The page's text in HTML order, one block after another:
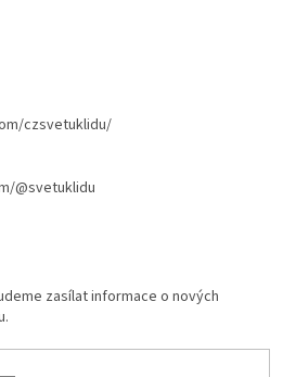
czsvetuklidu/
@svetuklidu
zasílat informace o nových